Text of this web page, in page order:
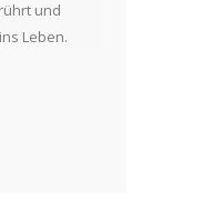
und
Leben.